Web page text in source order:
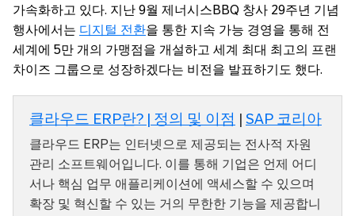
가속화하고 있다. 지난 9월 제너시스BBQ 창사 29주년 기념
행사에서는 디지털 전환을 통한 지속 가능 경영을 통해 전
세계에 5만 개의 가맹점을 개설하고 세계 최대 최고의 프랜
차이즈 그룹으로 성장하겠다는 비전을 발표하기도 했다.
클라우드 ERP란? | 정의 및 이점 | SAP 코리아
클라우드 ERP는 인터넷으로 제공되는 전사적 자원
관리 소프트웨어입니다. 이를 통해 기업은 언제 어디
서나 핵심 업무 애플리케이션에 액세스할 수 있으며
확장 및 혁신할 수 있는 거의 무한한 기능을 제공합니